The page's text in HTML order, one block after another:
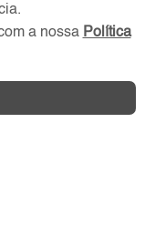
a nossa Política